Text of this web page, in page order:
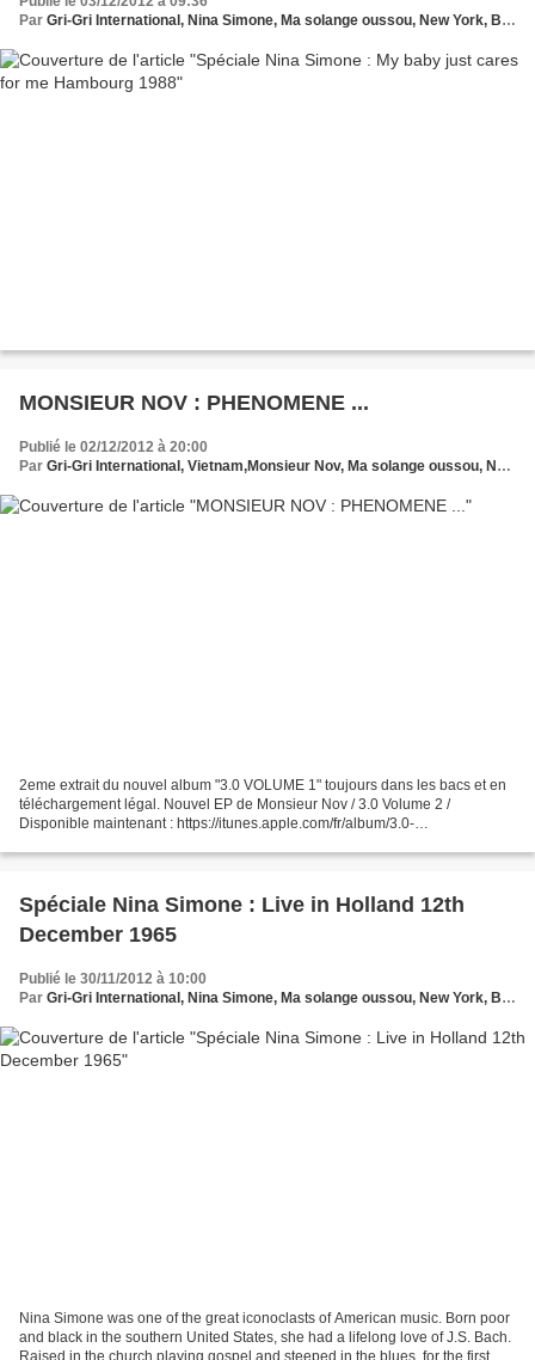
Par Gri-Gri International, Nina Simone, Ma solange oussou, New York, Blues, France, Love Paris, Music, Sony, Hollywood, Europe
MONSIEUR NOV : PHENOMENE ...
Publié le 02/12/2012 à 20:00
Par Gri-Gri International, Vietnam,Monsieur Nov, Ma solange oussou, New York, Blues, France, Love Paris, Music, Afrique, Sony, Hollywood, Europe
2eme extrait du nouvel album "3.0 VOLUME 1" toujours dans les bacs et en
téléchargement légal. Nouvel EP de Monsieur Nov / 3.0 Volume 2 /
Disponible maintenant : https://itunes.apple.com/fr/album/3.0-
Spéciale Nina Simone : Live in Holland 12th
December 1965
Publié le 30/11/2012 à 10:00
Par Gri-Gri International, Nina Simone, Ma solange oussou, New York, Blues, France, Love Paris, Music, Sony, Holland, Holywood
Nina Simone was one of the great iconoclasts of American music. Born poor
and black in the southern United States, she had a lifelong love of J.S. Bach.
Raised in the church playing gospel and steeped in the blues, for the first